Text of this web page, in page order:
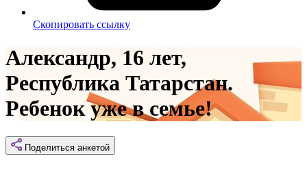
Скопировать ссылку
Александр, 16 лет,
Республика Татарстан.
Ребенок уже в семье!
Поделиться анкетой